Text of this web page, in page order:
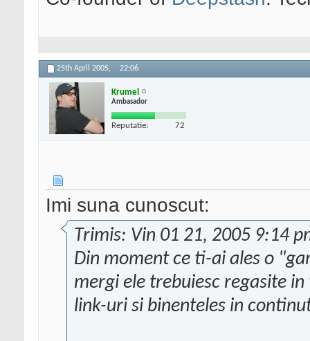
25th April 2005, 22:06
Krumel
Ambasador
Reputatie: 72
Imi suna cunoscut:
Trimis: Vin 01 21, 2005 9:14
Din moment ce ti-ai ales o
mergi ele trebuiesc regasite
link-uri si binenteles in